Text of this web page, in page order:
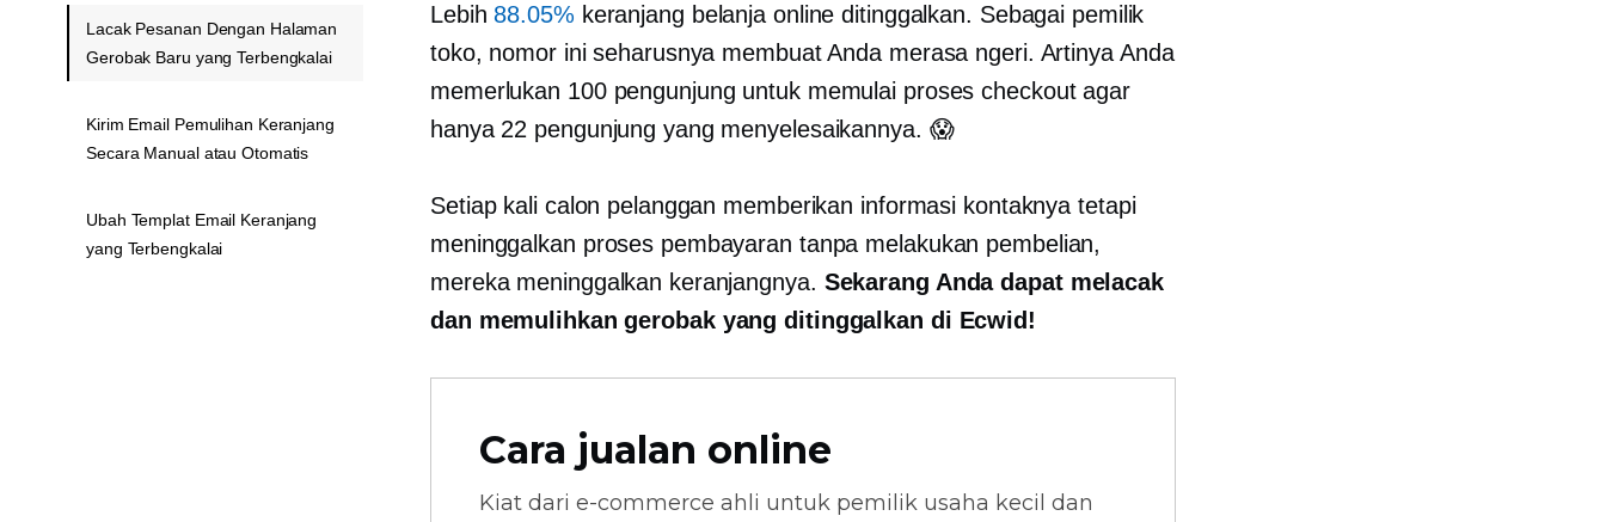
Lebih 88.05% keranjang belanja online ditinggalkan. Sebagai pemilik
toko, nomor ini seharusnya membuat Anda merasa ngeri. Artinya Anda
memerlukan 100 pengunjung untuk memulai proses checkout agar
hanya 22 pengunjung yang menyelesaikannya. 😱
Setiap kali calon pelanggan memberikan informasi kontaknya tetapi
meninggalkan proses pembayaran tanpa melakukan pembelian,
mereka meninggalkan keranjangnya. Sekarang Anda dapat melacak
dan memulihkan gerobak yang ditinggalkan di Ecwid!
Cara jualan online
Kiat dari e-commerce ahli untuk pemilik usaha kecil dan
Lacak Pesanan Dengan Halaman
Gerobak Baru yang Terbengkalai
Kirim Email Pemulihan Keranjang
Secara Manual atau Otomatis
Ubah Templat Email Keranjang
yang Terbengkalai